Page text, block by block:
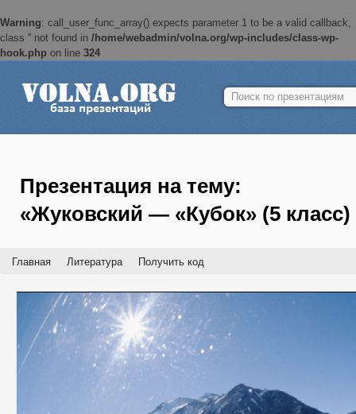
Warning: call_user_func_array() expects parameter 1 to be a valid callback,
class '' not found in /home/webadmin/volna.org/wp-includes/class-wp-
hook.php on line 324
Найти:
Презентация на тему:
«Жуковский — «Кубок» (5 класс)
Главная Литература Получить код